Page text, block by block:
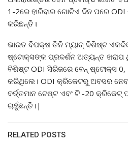
1-2ରେ ହାରିବାର ଗୋଟିଏ ଦିନ ପରେ
କରିଛନ୍ତି।
ଭାରତ ବିପକ୍ଷ ତିନି ମ୍ୟାଚ୍ ବିଶିଷ୍ଟ
ଷ୍ଟୋକ୍ସଙ୍କ ପ୍ରଦର୍ଶନ ଅତ୍ୟନ୍ତ ଖରାପ
ବିଶିଷ୍ଟ ODI ସିରିଜରେ ବେନ୍ ଷ୍ଟୋକ୍ସ 0,
କରିଥିଲେ। ODI କ୍ରିକେଟରୁ ଅବସର
ବର୍ତ୍ତମାନ ଟେଷ୍ଟ ଏବଂ ଟି -20 କ୍ରିକେଟ୍
ଚାହୁଁଛନ୍ତି।|
RELATED POSTS